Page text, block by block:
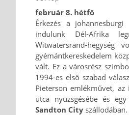
február 8. hétfő
Érkezés a
indulunk Dél-Afrika
Witwatersrand-hegység
gyémántkereskedelem
vált. Ez a városrész
1994-es első szabad
Pieterson emlékművet,
utca nyüzsgésébe és
Sandton City szállodában.